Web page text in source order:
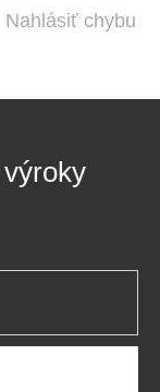
Nahlásiť chybu